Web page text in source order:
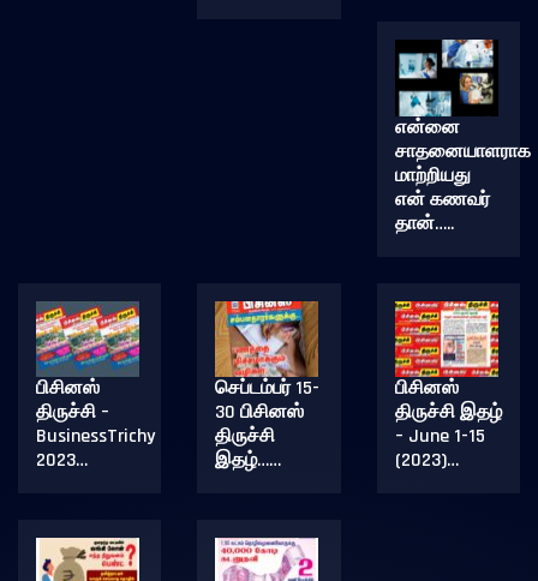
என்னை
சாதனையாளராக
மாற்றியது
என் கணவர்
தான்…..
பிசினஸ்
திருச்சி –
BusinessTrichy
2023…
செப்டம்பர் 15-
30 பிசினஸ்
திருச்சி
இதழ்……
பிசினஸ்
திருச்சி இதழ்
– June 1-15
(2023)…